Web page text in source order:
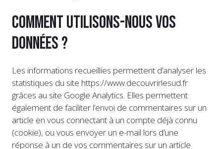
Comment utilisons-nous vos
données ?
Les informations recueillies permettent d’analyser les
statistiques du site https://www.decouvrirlesud.fr
grâces au site Google Analytics. Elles permettent
également de faciliter l’envoi de commentaires sur un
article en vous connectant à un compte déjà connu
(cookie), ou vous envoyer un e-mail lors d’une
réponse à un de vos commentaires sur un article.